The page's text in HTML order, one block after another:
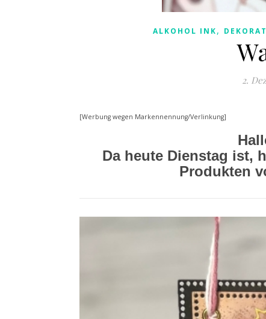
ALKOHOL INK,
2.
[Werbung wegen Markennennung/Verlinkung]
Da heute Dienstag ist,
Produkten